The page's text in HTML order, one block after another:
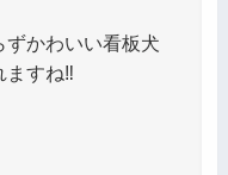
かわいい看板犬
ますね‼️